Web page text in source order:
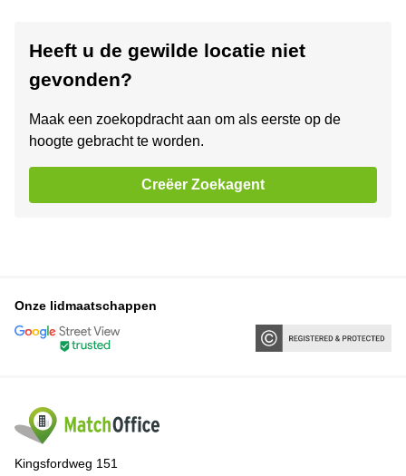
Heeft u de gewilde locatie niet
gevonden?
Maak een zoekopdracht aan om als eerste op de
hoogte gebracht te worden.
Creëer Zoekagent
Onze lidmaatschappen
Kingsfordweg 151